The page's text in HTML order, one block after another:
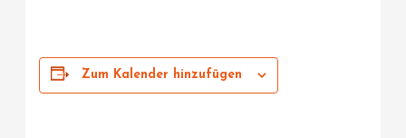
Zum Kalender hinzufügen